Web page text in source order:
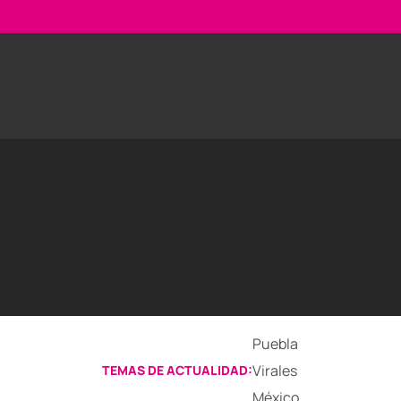
TEMAS DE ACTUALIDAD:
Puebla
Virales
México